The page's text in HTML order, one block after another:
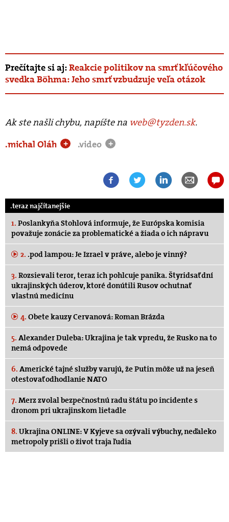
Prečítajte si aj:Reakcie politikov na smrť kľúčového
svedka Böhma: Jeho smrť vzbudzuje veľa otázok
Ak ste našli chybu, napíšte na web@tyzden.sk.
.michal Oláh
+ .video +
.teraz najčítanejšie
1. Poslankyňa Stohlová informuje, že Európska komisia
považuje zonácie za problematické a žiada o ich nápravu
2. .pod lampou: Je Izrael v práve, alebo je vinný?
3. Rozsievali teror, teraz ich pohlcuje panika. Štyridsať dní
ukrajinských úderov, ktoré donútili Rusov ochutnať
vlastnú medicínu
4. Obete kauzy Cervanová: Roman Brázda
5. Alexander Duleba: Ukrajina je tak vpredu, že Rusko na to
nemá odpovede
6. Americké tajné služby varujú, že Putin môže už na jeseň
otestovať odhodlanie NATO
7. Merz zvolal bezpečnostnú radu štátu po incidente s
dronom pri ukrajinskom lietadle
8. Ukrajina ONLINE: V Kyjeve sa ozývali výbuchy, neďaleko
metropoly prišli o život traja ľudia